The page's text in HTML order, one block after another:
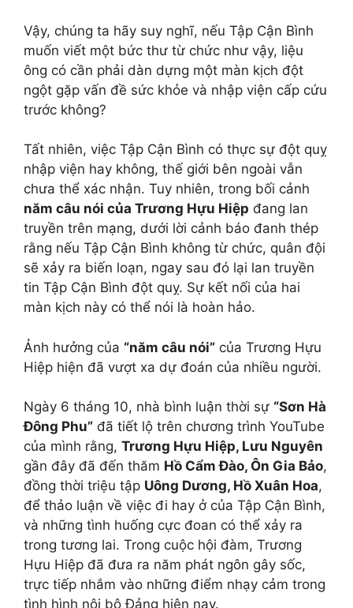
Vậy, chúng ta hãy suy nghĩ, nếu Tập Cận Bình
muốn viết một bức thư từ chức như vậy, liệu
ông có cần phải dàn dựng một màn kịch đột
ngột gặp vấn đề sức khỏe và nhập viện cấp cứu
trước không?
Tất nhiên, việc Tập Cận Bình có thực sự đột quỵ
nhập viện hay không, thế giới bên ngoài vẫn
chưa thể xác nhận. Tuy nhiên, trong bối cảnh
năm câu nói của Trương Hựu Hiệp đang lan
truyền trên mạng, dưới lời cảnh báo đanh thép
rằng nếu Tập Cận Bình không từ chức, quân đội
sẽ xảy ra biến loạn, ngay sau đó lại lan truyền
tin Tập Cận Bình đột quỵ. Sự kết nối của hai
màn kịch này có thể nói là hoàn hảo.
Ảnh hưởng của “năm câu nói” của Trương Hựu
Hiệp hiện đã vượt xa dự đoán của nhiều người.
Ngày 6 tháng 10, nhà bình luận thời sự “Sơn Hà
Đông Phu” đã tiết lộ trên chương trình YouTube
của mình rằng, Trương Hựu Hiệp, Lưu Nguyên
gần đây đã đến thăm Hồ Cẩm Đào, Ôn Gia Bảo,
đồng thời triệu tập Uông Dương, Hồ Xuân Hoa,
để thảo luận về việc đi hay ở của Tập Cận Bình,
và những tình huống cực đoan có thể xảy ra
trong tương lai. Trong cuộc hội đàm, Trương
Hựu Hiệp đã đưa ra năm phát ngôn gây sốc,
trực tiếp nhắm vào những điểm nhạy cảm trong
tình hình nội bộ Đảng hiện nay.